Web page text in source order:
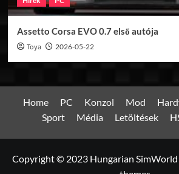
Assetto Corsa EVO 0.7 első autója
Toya 2026-05-22
Home PC Konzol Mod
Sport
Média Letöltések
Copyright © 2023 Hungarian SimWorld